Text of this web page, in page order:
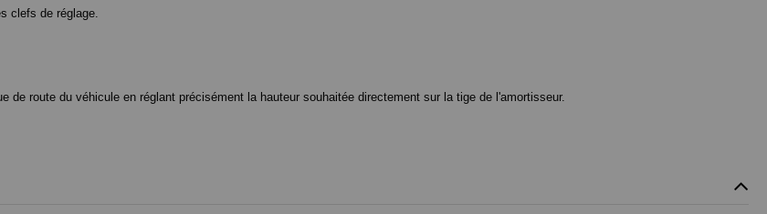
clefs de réglage.
route du véhicule en réglant précisément la hauteur souhaitée directement sur la tige de l'amortisseur.